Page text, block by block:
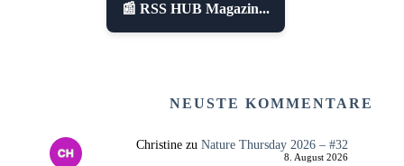
📰 RSS HUB Magazin...
NEUSTE KOMMENTARE
Christinezu Nature Thursday 2026 – #32
8. August 2026